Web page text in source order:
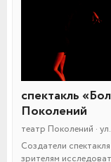
спектакль
Поколений
театр Поколений ·
Создатели
зрителям